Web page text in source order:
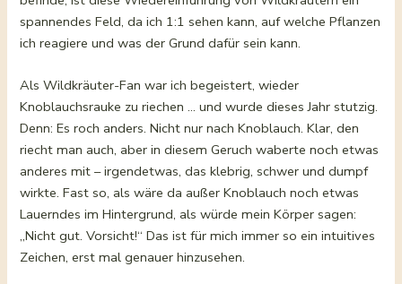
spannendes Feld, da ich 1:1 sehen kann, auf welche Pflanzen
ich reagiere und was der Grund dafür sein kann.
Als Wildkräuter-Fan war ich begeistert, wieder
Knoblauchsrauke zu riechen … und wurde dieses Jahr stutzig.
Denn: Es roch anders. Nicht nur nach Knoblauch. Klar, den
riecht man auch, aber in diesem Geruch waberte noch etwas
anderes mit – irgendetwas, das klebrig, schwer und dumpf
wirkte. Fast so, als wäre da außer Knoblauch noch etwas
Lauerndes im Hintergrund, als würde mein Körper sagen:
„Nicht gut. Vorsicht!“ Das ist für mich immer so ein intuitives
Zeichen, erst mal genauer hinzusehen.